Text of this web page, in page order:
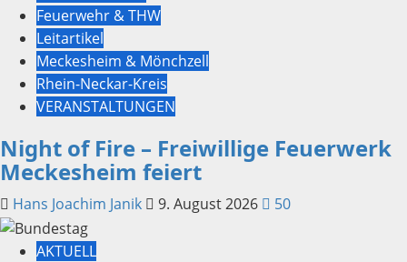
Feuerwehr & THW
Leitartikel
Meckesheim & Mönchzell
Rhein-Neckar-Kreis
VERANSTALTUNGEN
Night of Fire – Freiwillige Feuerwerk
Meckesheim feiert
Hans Joachim Janik 9. August 2026 50
AKTUELL